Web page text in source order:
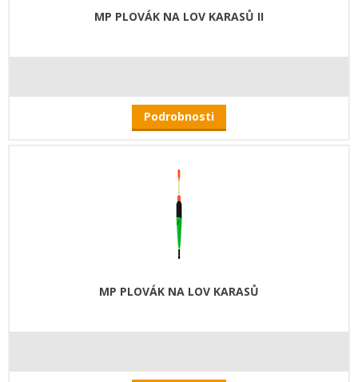
MP PLOVÁK NA LOV KARASŮ II
Podrobnosti
MP PLOVÁK NA LOV KARASŮ